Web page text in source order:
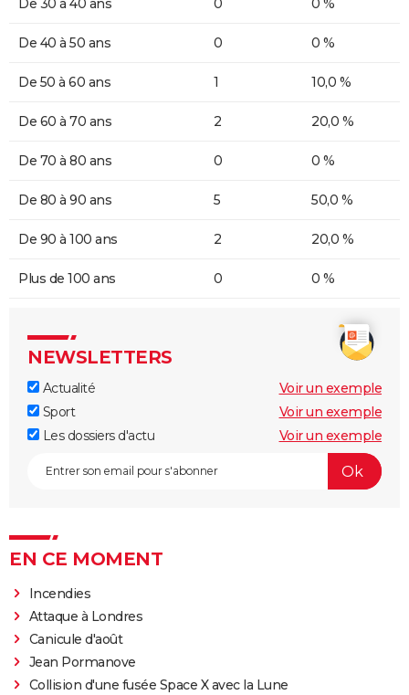
De 30 à 40 ans 0 0 %
De 40 à 50 ans 0 0 %
De 50 à 60 ans 1 10,0 %
De 60 à 70 ans 2 20,0 %
De 70 à 80 ans 0 0 %
De 80 à 90 ans 5 50,0 %
De 90 à 100 ans 2 20,0 %
Plus de 100 ans 0 0 %
NEWSLETTERS
Actualité
Voir un exemple
Sport
Voir un exemple
Les dossiers d'actu
Voir un exemple
EN CE MOMENT
Incendies
Attaque à Londres
Canicule d'août
Jean Pormanove
Collision d'une fusée Space X avec la Lune